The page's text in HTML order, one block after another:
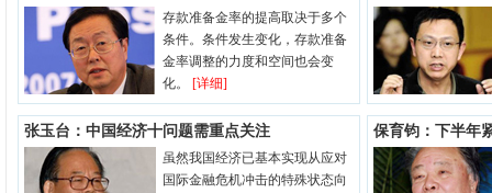
存款准备金率的提高取决于多个
条件。条件发生变化，存款准备
金率调整的力度和空间也会变
化。 [详细]
张玉台：中国经济十问题需重点关注
虽然我国经济已基本实现从应对
国际金融危机冲击的特殊状态向
保育钧：下半年